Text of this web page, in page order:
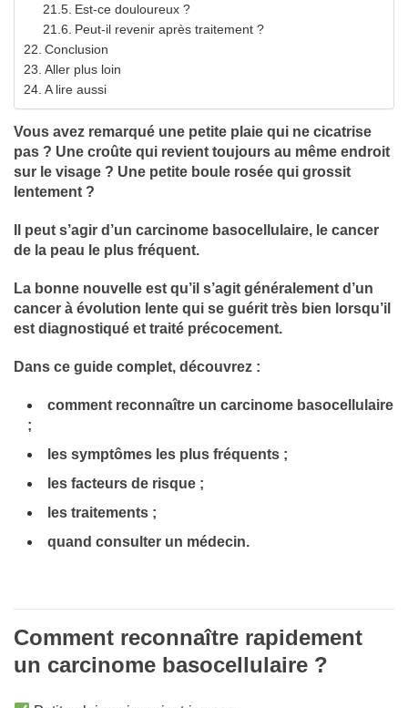
Est-ce douloureux ?
Peut-il revenir après traitement ?
Conclusion
Aller plus loin
A lire aussi
Vous avez remarqué une petite plaie qui ne cicatrise
pas ? Une croûte qui revient toujours au même endroit
sur le visage ? Une petite boule rosée qui grossit
lentement ?
Il peut s’agir d’un carcinome basocellulaire, le cancer
de la peau le plus fréquent.
La bonne nouvelle est qu’il s’agit généralement d’un
cancer à évolution lente qui se guérit très bien lorsqu’il
est diagnostiqué et traité précocement.
Dans ce guide complet, découvrez :
comment reconnaître un carcinome basocellulaire
;
les symptômes les plus fréquents ;
les facteurs de risque ;
les traitements ;
quand consulter un médecin.
Comment reconnaître rapidement
un carcinome basocellulaire ?